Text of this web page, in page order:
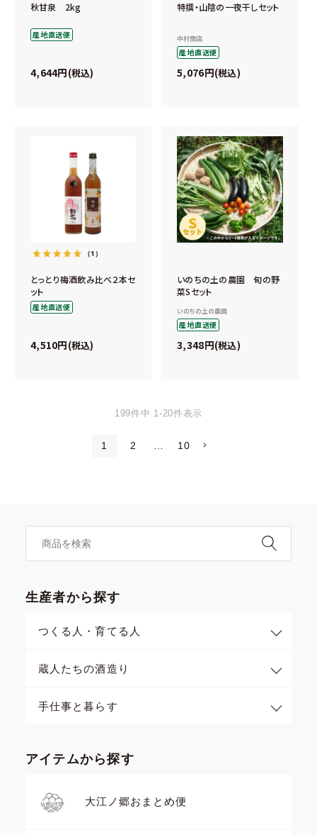
秋甘泉 2kg
産地直送便
4,644 税込
特撰・山陰の一夜干しセット
中村商店
産地直送便
5,076 税込
（1）
とっとり梅酒飲み比べ２本セ
ット
産地直送便
4,510 税込
いのちの土の農園 旬の野
菜Sセット
いのちの土の農園
産地直送便
3,348 税込
199件中 1 -20件表示
1 2 … 10
生産者から探す
つくる人・育てる人
蔵人たちの酒造り
手仕事と暮らす
アイテムから探す
大江ノ郷おまとめ便